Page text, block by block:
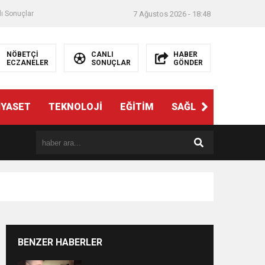
Sonuçlar 7 Ağustos 2026 - 18:48
NÖBETÇİ
ECZANELER
CANLI
SONUÇLAR
HABER
GÖNDER
TEKNOLOJİ EĞİTİM SAĞLIK
BENZER HABERLER